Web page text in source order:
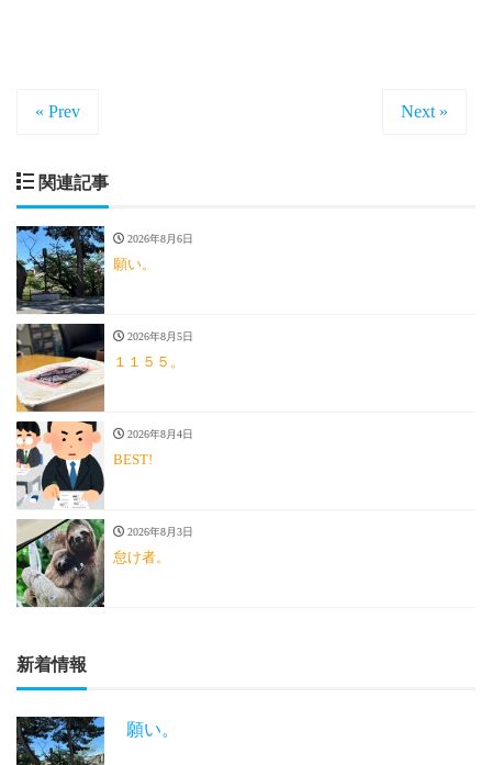
« Prev Next »
関連記事
2026年8月6日
願い。
2026年8月5日
１１５５。
2026年8月4日
BEST!
2026年8月3日
怠け者。
新着情報
願い。